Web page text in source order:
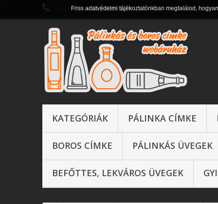
Hívj most: + 36 1 430 0821
KATEGÓRIÁK PÁLINKA CÍMKE
BOROS CÍMKE PÁLINKÁS ÜVEGEK
BEFŐTTES, LEKVÁROS ÜVEGEK
Friss adatvédelmi tájékoztatónkban megtalálod,